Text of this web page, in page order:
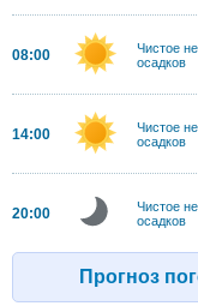
08:00
Чистое
осадков
14:00
Чистое
осадков
20:00
Чистое
осадков
Прогноз